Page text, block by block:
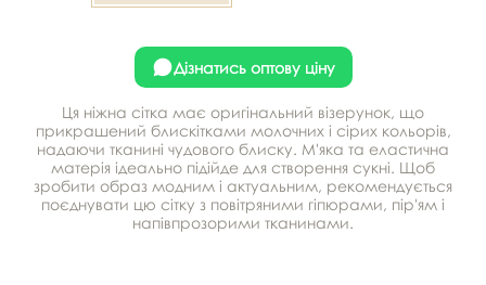
Дізнатись оптову ціну
Ця ніжна сітка має оригінальний візерунок, що
прикрашений блискітками молочних і сірих кольорів,
надаючи тканині чудового блиску. М'яка та еластична
матерія ідеально підійде для створення сукні. Щоб
зробити образ модним і актуальним, рекомендується
поєднувати цю сітку з повітряними гіпюрами, пір'ям і
напівпрозорими тканинами.